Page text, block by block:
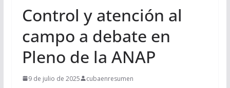
Control y atención al
campo a debate en
Pleno de la ANAP
9 de julio de 2025 cubaenresumen